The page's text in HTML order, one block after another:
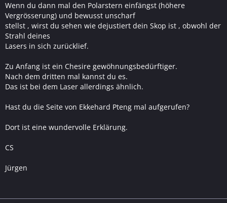
Wenn du dann mal den Polarstern einfängst (höhere
Vergrösserung) und bewusst unscharf
stellst , wirst du sehen wie dejustiert dein Skop ist , obwohl der
Strahl deines
Lasers in sich zurücklief.
Zu Anfang ist ein Chesire gewöhnungsbedürftiger.
Nach dem dritten mal kannst du es.
Das ist bei dem Laser allerdings ähnlich.
Hast du die Seite von Ekkehard Pteng mal aufgerufen?
Dort ist eine wundervolle Erklärung.
CS
Jürgen